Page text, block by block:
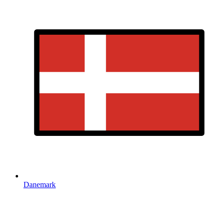
Danemark